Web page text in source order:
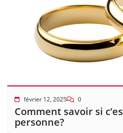
février 12, 2025 0
Comment savoir si
personne?